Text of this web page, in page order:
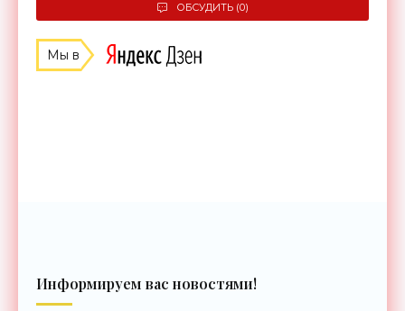
ОБСУДИТЬ (0)
Мы в
Информируем вас новостями!